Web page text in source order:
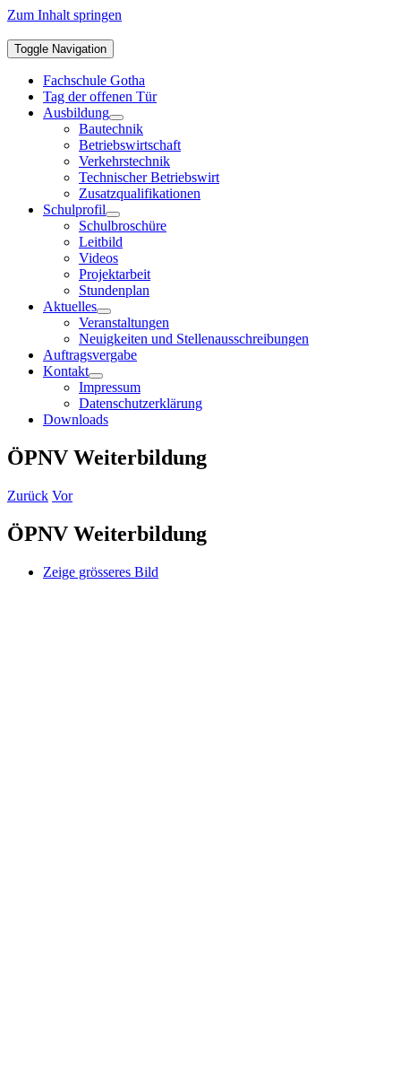
Zum Inhalt springen
Toggle Navigation
Fachschule Gotha
Tag der offenen Tür
Ausbildung
Bautechnik
Betriebswirtschaft
Verkehrstechnik
Technischer Betriebswirt
Zusatzqualifikationen
Schulprofil
Schulbroschüre
Leitbild
Videos
Projektarbeit
Stundenplan
Aktuelles
Veranstaltungen
Neuigkeiten und Stellenausschreibungen
Auftragsvergabe
Kontakt
Impressum
Datenschutzerklärung
Downloads
ÖPNV Weiterbildung
Zurück Vor
ÖPNV Weiterbildung
Zeige grösseres Bild